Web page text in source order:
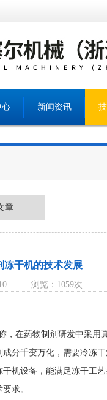
心 新闻资讯
章
冻干机的技术发展
浏览：1059次
在药物制剂研发中采用
分千变万化，需要冷冻
机设备，能满足冻干工艺
求。